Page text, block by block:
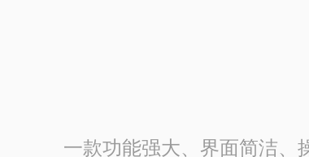
一款功能强大、界面简洁、